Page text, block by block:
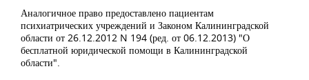
Аналогичное право предоставлено пациентам
психиатрических учреждений и Законом Калининградской
области от 26.12.2012 N 194 (ред. от 06.12.2013) "О
бесплатной юридической помощи в Калининградской
области".